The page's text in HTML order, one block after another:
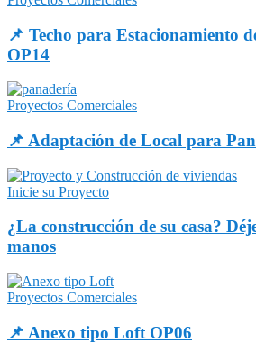
📌 Techo para Estacionamiento
OP14
Proyectos Comerciales
📌 Adaptación de Local para
Inicie su Proyecto
¿La construcción de su casa?
manos
Proyectos Comerciales
📌 Anexo tipo Loft OP06